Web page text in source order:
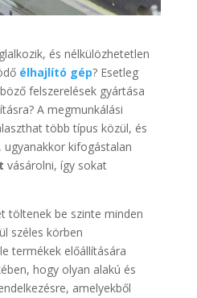
és nélkülözhetetlen
élhajlító gép? Esetleg
felszerelések gyártása
A megmunkálási
több típus közül, és
kifogástalan
vásárolni, így sokat
töltenek be szinte minden
széles körben
termékek előállítására
hogy olyan alakú és
amelyekből